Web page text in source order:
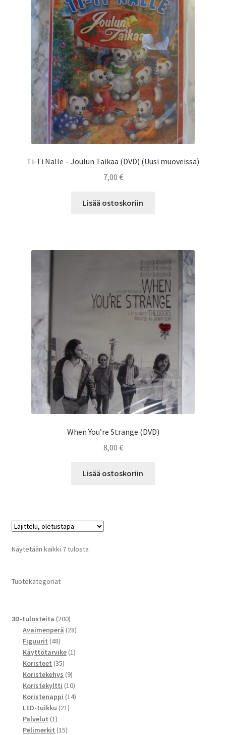
Ti-Ti Nalle – Joulun Taikaa (DVD) (Uusi muoveissa)
7,00 €
Lisää ostoskoriin
When You’re Strange (DVD)
8,00 €
Lisää ostoskoriin
Näytetään kaikki 7 tulosta
Tuotekategoriat
3D-tulosteita 200200
tuotetta
Avaimenperä 2828
Figuurit 4848
tuotetta
Käyttötarvike 11
Koristeet 3535
tuotetta
Koristekehys 99
tuotetta
Koristekyltti 1010
tuotetta
Koristenappi 1414
LED-tuikku 2121
Palvelut 11
tuote
Pelimerkit 1515